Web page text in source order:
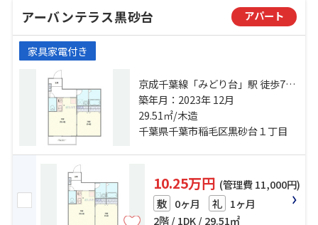
アーバンテラス黒砂台 アパート
家具家電付き
京成千葉線「みどり台」駅 徒歩7分
総武線「稲毛」駅 徒歩15分 総武線
「西千葉」駅 徒歩17分
築年月：2023年 12月
29.51㎡/木造
千葉県千葉市稲毛区黒砂台１丁目
10.25万円 (管理費 11,000円)
敷 0ヶ月 礼 1ヶ月
2階 / 1DK / 29.51㎡